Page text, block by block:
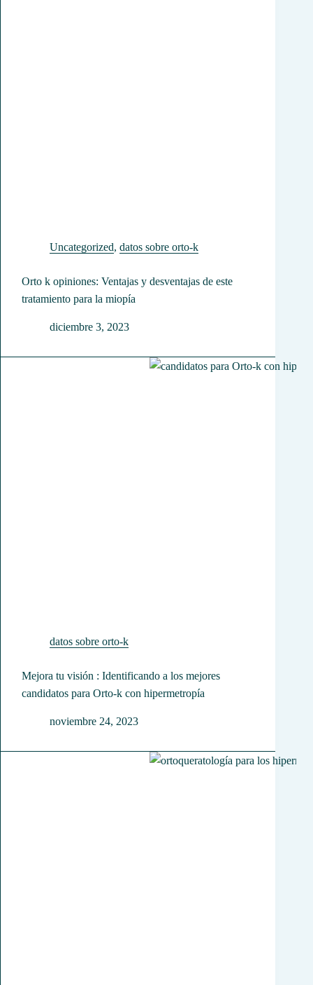
Uncategorized, datos sobre orto-k
Orto k opiniones: Ventajas y desventajas de este
tratamiento para la miopía
diciembre 3, 2023
datos sobre orto-k
Mejora tu visión : Identificando a los mejores
candidatos para Orto-k con hipermetropía
noviembre 24, 2023